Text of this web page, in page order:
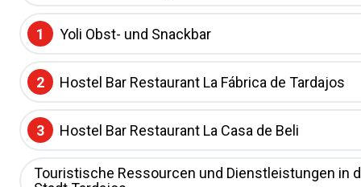
1 Yoli Obst- und Snackbar
2 Hostel Bar Restaurant La Fábrica de Tardajos
3 Hostel Bar Restaurant La Casa de Beli
Touristische Ressourcen und Dienstleistungen in